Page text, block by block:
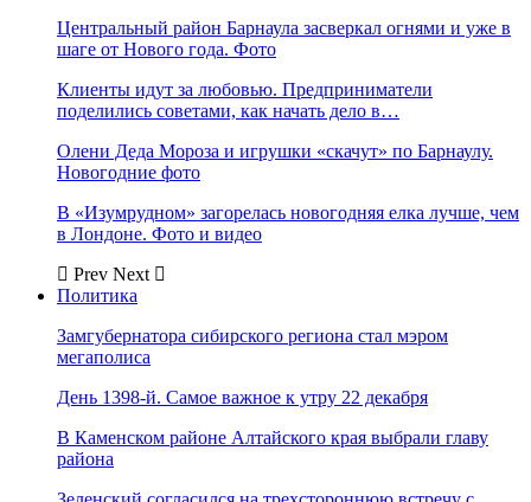
Центральный район Барнаула засверкал огнями и уже в
шаге от Нового года. Фото
Клиенты идут за любовью. Предприниматели
поделились советами, как начать дело в…
Олени Деда Мороза и игрушки «скачут» по Барнаулу.
Новогодние фото
В «Изумрудном» загорелась новогодняя елка лучше, чем
в Лондоне. Фото и видео
Prev Next
Политика
Замгубернатора сибирского региона стал мэром
мегаполиса
День 1398-й. Самое важное к утру 22 декабря
В Каменском районе Алтайского края выбрали главу
района